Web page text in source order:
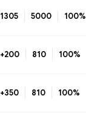
1305 5000 100%
+200 810 100%
+350 810 100%